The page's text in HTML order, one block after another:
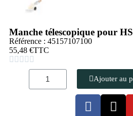
Manche télescopique pour
Référence : 45157107100
55,48 €TTC
    
Ajouter au